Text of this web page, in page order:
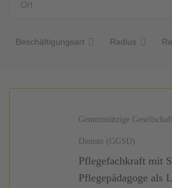
Beschäftigungsart Radius
Gemeinnützige
Dienste (GGSD)
Pflegefachkraft mit
Pflegepädagoge als